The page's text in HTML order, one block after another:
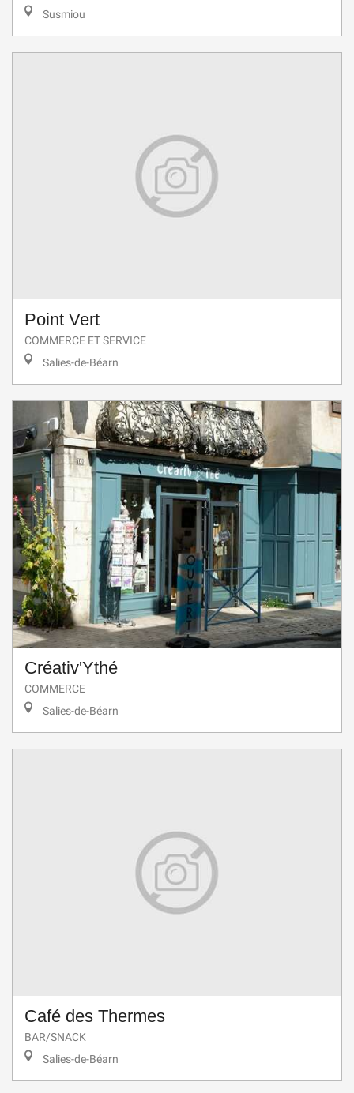
Susmiou
Point Vert
COMMERCE ET SERVICE
Salies-de-Béarn
Créativ'Ythé
COMMERCE
Salies-de-Béarn
Café des Thermes
BAR/SNACK
Salies-de-Béarn